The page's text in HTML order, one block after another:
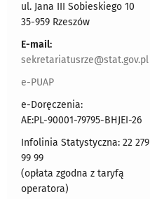
ul. Jana III Sobieskiego 10
35-959 Rzeszów
E-mail:
sekretariatusrze@stat.gov.pl
e-PUAP
e-Doręczenia:
AE:PL-90001-79795-BHJEI-26
Infolinia Statystyczna: 22 279
99 99
(opłata zgodna z taryfą
operatora)